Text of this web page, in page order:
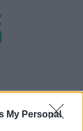
My Personal